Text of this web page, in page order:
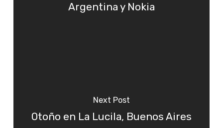
Argentina y Nokia
Next Post
Otoño en La Lucila, Buenos Aires